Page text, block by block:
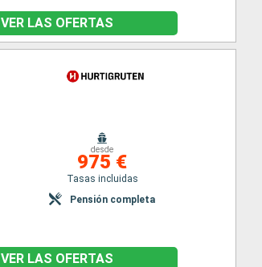
VER LAS OFERTAS
desde
975 €
Tasas incluidas
Pensión completa
VER LAS OFERTAS